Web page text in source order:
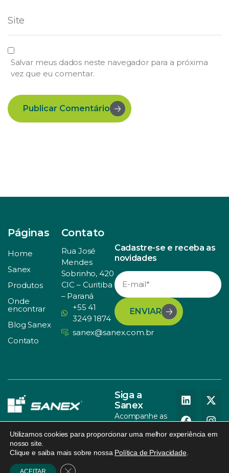
Salvar meus dados neste navegador para a próxima
vez que eu comentar.
Publicar Comentário
Páginas
Home
Sanex
Produtos
Onde
encontrar
Blog Sanex
Contato
Contato
Rua José
Mendes
Sobrinho, 420
CIC – Curitiba
– Paraná
+55 41
3249 1874
sanex@sanex.com.br
Cadastre-se e receba as
novidades
ENVIAR
Siga a
Sanex
Acompanhe as
sociais
© SANEX. Todos os direitos
reservados.
Política de Privacidade
Utilizamos cookies para proporcionar uma melhor experiência em
nosso site.
Clique e saiba mais sobre nossa Política de Privacidade.
ACEITAR Close GDPR Cookie Banner